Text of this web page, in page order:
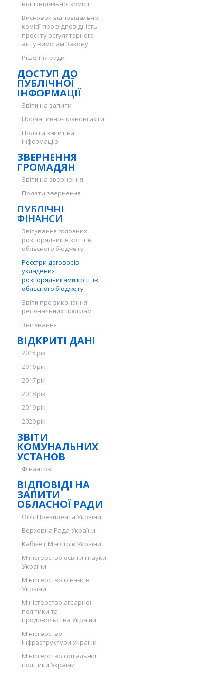
відповідальної комісії
Висновок відповідальної
комісії про відповідність
проєкту регуляторного
акту вимогам Закону
Рішення ради
ДОСТУП ДО
ПУБЛІЧНОЇ
ІНФОРМАЦІЇ
Звіти на запити
Нормативно-правові акти
Подати запит на
інформацію
ЗВЕРНЕННЯ
ГРОМАДЯН
Звіти на звернення
Подати звернення
ПУБЛІЧНІ
ФІНАНСИ
Звітування головних
розпорядників коштів
обласного бюджету
Реєстри договорів
укладених
розпорядниками коштів
обласного бюджету
Звіти про виконання
регіональних програм
Звітування
ВІДКРИТІ ДАНІ
2015 рік
2016 рік
2017 рік
2018 рік
2019 рік
2020 рік
ЗВІТИ
КОМУНАЛЬНИХ
УСТАНОВ
Фінансові
ВІДПОВІДІ НА
ЗАПИТИ
ОБЛАСНОЇ РАДИ
Офіс Президента України
Верховна Рада України:
Кабінет Міністрів України
Міністерство освіти і науки
України
Міністерство фінансів
України
Міністерство аграрної
політики та
продовольства України
Міністерство
інфраструктури України
Міністерство соціальної
політики України